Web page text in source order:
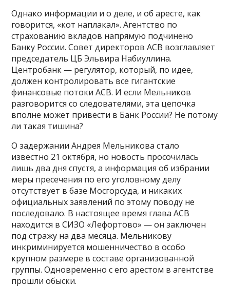
Однако информации и о деле, и об аресте, как
говорится, «кот наплакал». Агентство по
страхованию вкладов напрямую подчинено
Банку России. Совет директоров АСВ возглавляет
председатель ЦБ Эльвира Набиуллина.
Центробанк — регулятор, который, по идее,
должен контролировать все гигантские
финансовые потоки АСВ. И если Мельников
разговорится со следователями, эта цепочка
вполне может привести в Банк России? Не потому
ли такая тишина?
О задержании Андрея Мельникова стало
известно 21 октября, но новость просочилась
лишь два дня спустя, а информация об избрании
меры пресечения по его уголовному делу
отсутствует в базе Мосгорсуда, и никаких
официальных заявлений по этому поводу не
последовало. В настоящее время глава АСВ
находится в СИЗО «Лефортово» — он заключен
под стражу на два месяца. Мельникову
инкриминируется мошенничество в особо
крупном размере в составе организованной
группы. Одновременно с его арестом в агентстве
прошли обыски.